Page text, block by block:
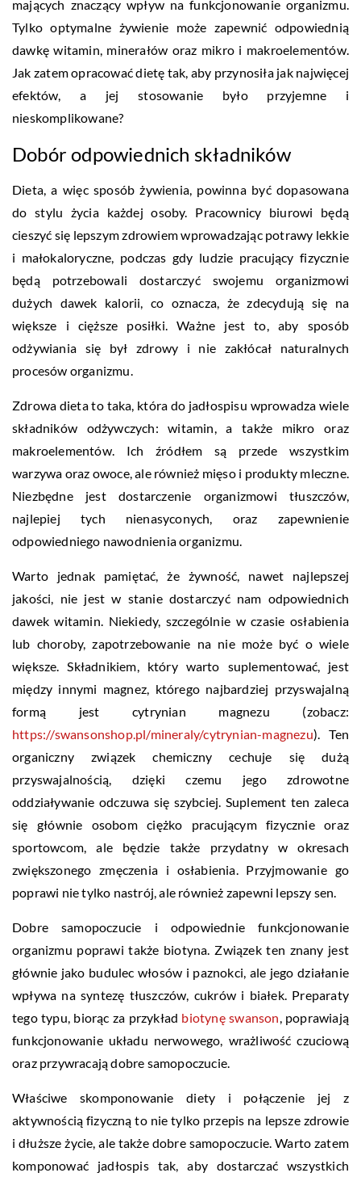
mających znaczący wpływ na funkcjonowanie organizmu.
Tylko optymalne żywienie może zapewnić odpowiednią
dawkę witamin, minerałów oraz mikro i makroelementów.
Jak zatem opracować dietę tak, aby przynosiła jak najwięcej
efektów, a jej stosowanie było przyjemne i
nieskomplikowane?
Dobór odpowiednich składników
Dieta, a więc sposób żywienia, powinna być dopasowana
do stylu życia każdej osoby. Pracownicy biurowi będą
cieszyć się lepszym zdrowiem wprowadzając potrawy lekkie
i małokaloryczne, podczas gdy ludzie pracujący fizycznie
będą potrzebowali dostarczyć swojemu organizmowi
dużych dawek kalorii, co oznacza, że zdecydują się na
większe i cięższe posiłki. Ważne jest to, aby sposób
odżywiania się był zdrowy i nie zakłócał naturalnych
procesów organizmu.
Zdrowa dieta to taka, która do jadłospisu wprowadza wiele
składników odżywczych: witamin, a także mikro oraz
makroelementów. Ich źródłem są przede wszystkim
warzywa oraz owoce, ale również mięso i produkty mleczne.
Niezbędne jest dostarczenie organizmowi tłuszczów,
najlepiej tych nienasyconych, oraz zapewnienie
odpowiedniego nawodnienia organizmu.
Warto jednak pamiętać, że żywność, nawet najlepszej
jakości, nie jest w stanie dostarczyć nam odpowiednich
dawek witamin. Niekiedy, szczególnie w czasie osłabienia
lub choroby, zapotrzebowanie na nie może być o wiele
większe. Składnikiem, który warto suplementować, jest
między innymi magnez, którego najbardziej przyswajalną
formą jest cytrynian magnezu (zobacz:
https://swansonshop.pl/mineraly/cytrynian-magnezu). Ten
organiczny związek chemiczny cechuje się dużą
przyswajalnością, dzięki czemu jego zdrowotne
oddziaływanie odczuwa się szybciej. Suplement ten zaleca
się głównie osobom ciężko pracującym fizycznie oraz
sportowcom, ale będzie także przydatny w okresach
zwiększonego zmęczenia i osłabienia. Przyjmowanie go
poprawi nie tylko nastrój, ale również zapewni lepszy sen.
Dobre samopoczucie i odpowiednie funkcjonowanie
organizmu poprawi także biotyna. Związek ten znany jest
głównie jako budulec włosów i paznokci, ale jego działanie
wpływa na syntezę tłuszczów, cukrów i białek. Preparaty
tego typu, biorąc za przykład biotynę swanson , poprawiają
funkcjonowanie układu nerwowego, wrażliwość czuciową
oraz przywracają dobre samopoczucie.
Właściwe skomponowanie diety i połączenie jej z
aktywnością fizyczną to nie tylko przepis na lepsze zdrowie
i dłuższe życie, ale także dobre samopoczucie. Warto zatem
komponować jadłospis tak, aby dostarczać wszystkich